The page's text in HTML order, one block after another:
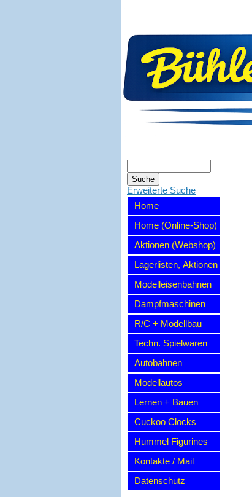
Erweiterte Suche
Home
Home (Online-Shop)
Aktionen (Webshop)
Lagerlisten, Aktionen
Modelleisenbahnen
Dampfmaschinen
R/C + Modellbau
Techn. Spielwaren
Autobahnen
Modellautos
Lernen + Bauen
Cuckoo Clocks
Hummel Figurines
Kontakte / Mail
Datenschutz